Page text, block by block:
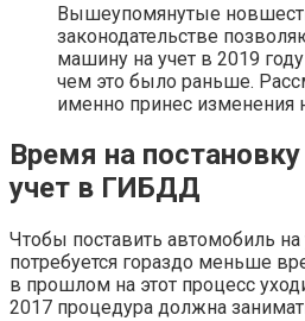
Вышеупомянутые
законодательстве
машину на учет в 2019
чем это было раньше.
именно принес изменения
Время на
учет в ГИБДД
Чтобы поставить автомобиль на
потребуется гораздо меньше
в прошлом на этот процесс
2017 процедура должна